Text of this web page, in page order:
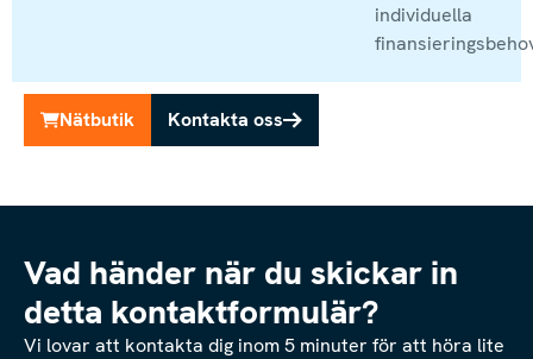
individuella
Nätbutik Kontakta oss
Vad händer när du skickar in
detta kontaktformulär?
Vi lovar att kontakta dig inom 5 minuter för att höra lite